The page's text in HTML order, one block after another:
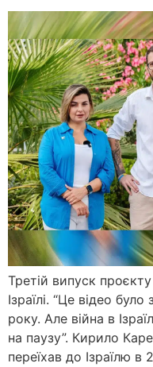
Третій випуск
Ізраїлі. “Це відео
року. Але війна в
на паузу”. Кирило
переїхав до Ізраїлю в